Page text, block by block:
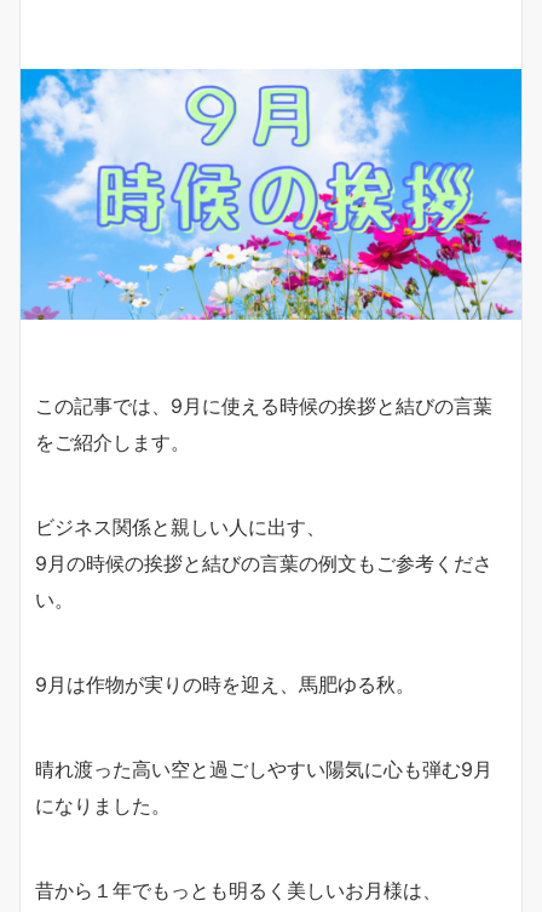
この記事では、9月に使える時候の挨拶と結びの言葉
をご紹介します。
ビジネス関係と親しい人に出す、
9月の時候の挨拶と結びの言葉の例文もご参考くださ
い。
9月は作物が実りの時を迎え、馬肥ゆる秋。
晴れ渡った高い空と過ごしやすい陽気に心も弾む9月
になりました。
昔から１年でもっとも明るく美しいお月様は、